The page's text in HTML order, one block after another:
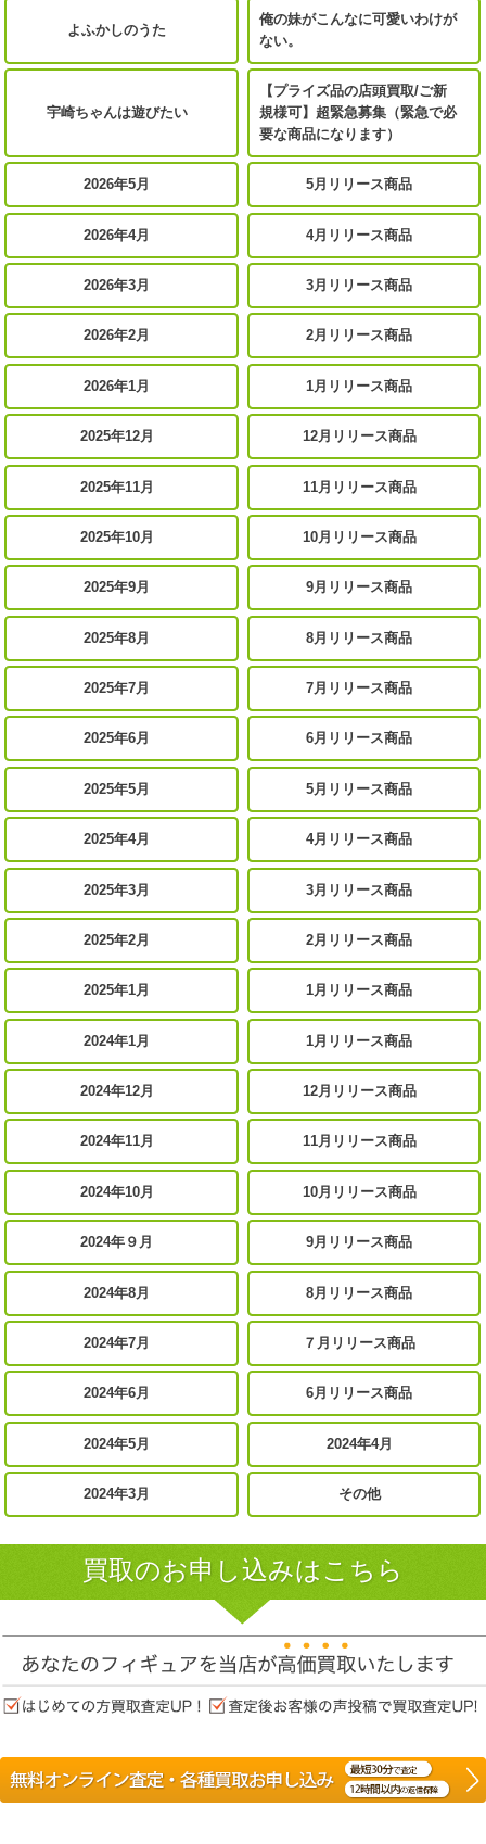
よふかしのうた
俺の妹がこんなに可愛いわけが
ない。
宇崎ちゃんは遊びたい
【プライズ品の店頭買取/ご新
規様可】超緊急募集（緊急で必
要な商品になります）
2026年5月 5月リリース商品
2026年4月 4月リリース商品
2026年3月 3月リリース商品
2026年2月 2月リリース商品
2026年1月 1月リリース商品
2025年12月 12月リリース商品
2025年11月 11月リリース商品
2025年10月 10月リリース商品
2025年9月 9月リリース商品
2025年8月 8月リリース商品
2025年7月 7月リリース商品
2025年6月 6月リリース商品
2025年5月 5月リリース商品
2025年4月 4月リリース商品
2025年3月 3月リリース商品
2025年2月 2月リリース商品
2025年1月 1月リリース商品
2024年1月 1月リリース商品
2024年12月 12月リリース商品
2024年11月 11月リリース商品
2024年10月 10月リリース商品
2024年９月 9月リリース商品
2024年8月 8月リリース商品
2024年7月 ７月リリース商品
2024年6月 6月リリース商品
2024年5月 2024年4月
2024年3月 その他
買取のお申し込みはこちら